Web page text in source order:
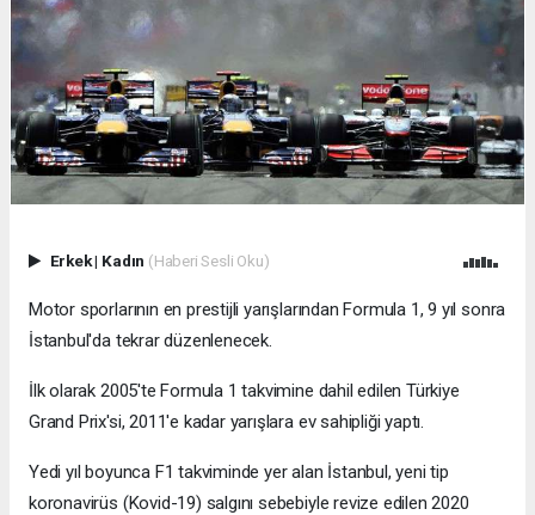
Erkek| Kadın (Haberi Sesli Oku)
Motor sporlarının en prestijli yarışlarından Formula 1, 9 yıl sonra
İstanbul'da tekrar düzenlenecek.
İlk olarak 2005'te Formula 1 takvimine dahil edilen Türkiye
Grand Prix'si, 2011'e kadar yarışlara ev sahipliği yaptı.
Yedi yıl boyunca F1 takviminde yer alan İstanbul, yeni tip
koronavirüs (Kovid-19) salgını sebebiyle revize edilen 2020